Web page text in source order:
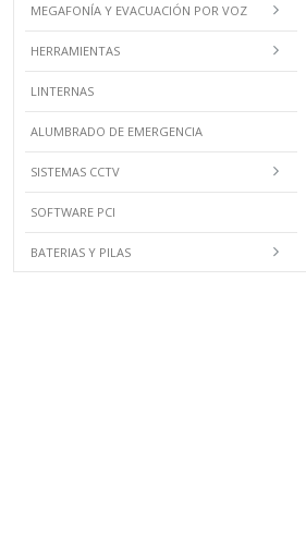
MEGAFONÍA Y EVACUACIÓN POR VOZ
HERRAMIENTAS
LINTERNAS
ALUMBRADO DE EMERGENCIA
SISTEMAS CCTV
SOFTWARE PCI
BATERIAS Y PILAS